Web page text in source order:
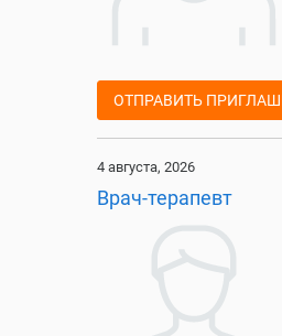
ОТПРАВИТЬ
4 августа, 2026
Врач-терапевт